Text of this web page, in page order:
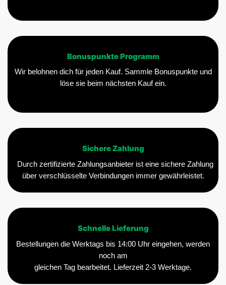
Bonuspunkte Programm
Wir belohnen dich für jeden Kauf. Sammle Bonuspunkte und
löse sie beim nächsten Kauf ein.
Sichere Zahlung
Durch zertifizierte Zahlungsanbieter ist eine sichere Zahlung
über verschlüsselte Verbindungen immer gewährleistet.
Schnelle Lieferung
Bestellungen die Werktags bis 14:00 Uhr eingehen, werden
noch am
gleichen Tag bearbeitet. Lieferzeit 2-3 Werktage.